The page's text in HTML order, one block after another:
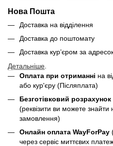
Нова Пошта
Доставка на відділення
Доставка до поштомату
Доставка кур’єром за
Детальніше
Оплата при отриманні на
або кур'єру (Післяплата)
Безготівковий розрахунок
(реквізити ви можете
замовлення)
Онлайн оплата WayForPay
через сервіс миттєвих